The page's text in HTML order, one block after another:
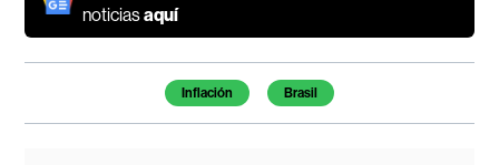
noticiasaquí
Temas de este artículo
Inflación Brasil